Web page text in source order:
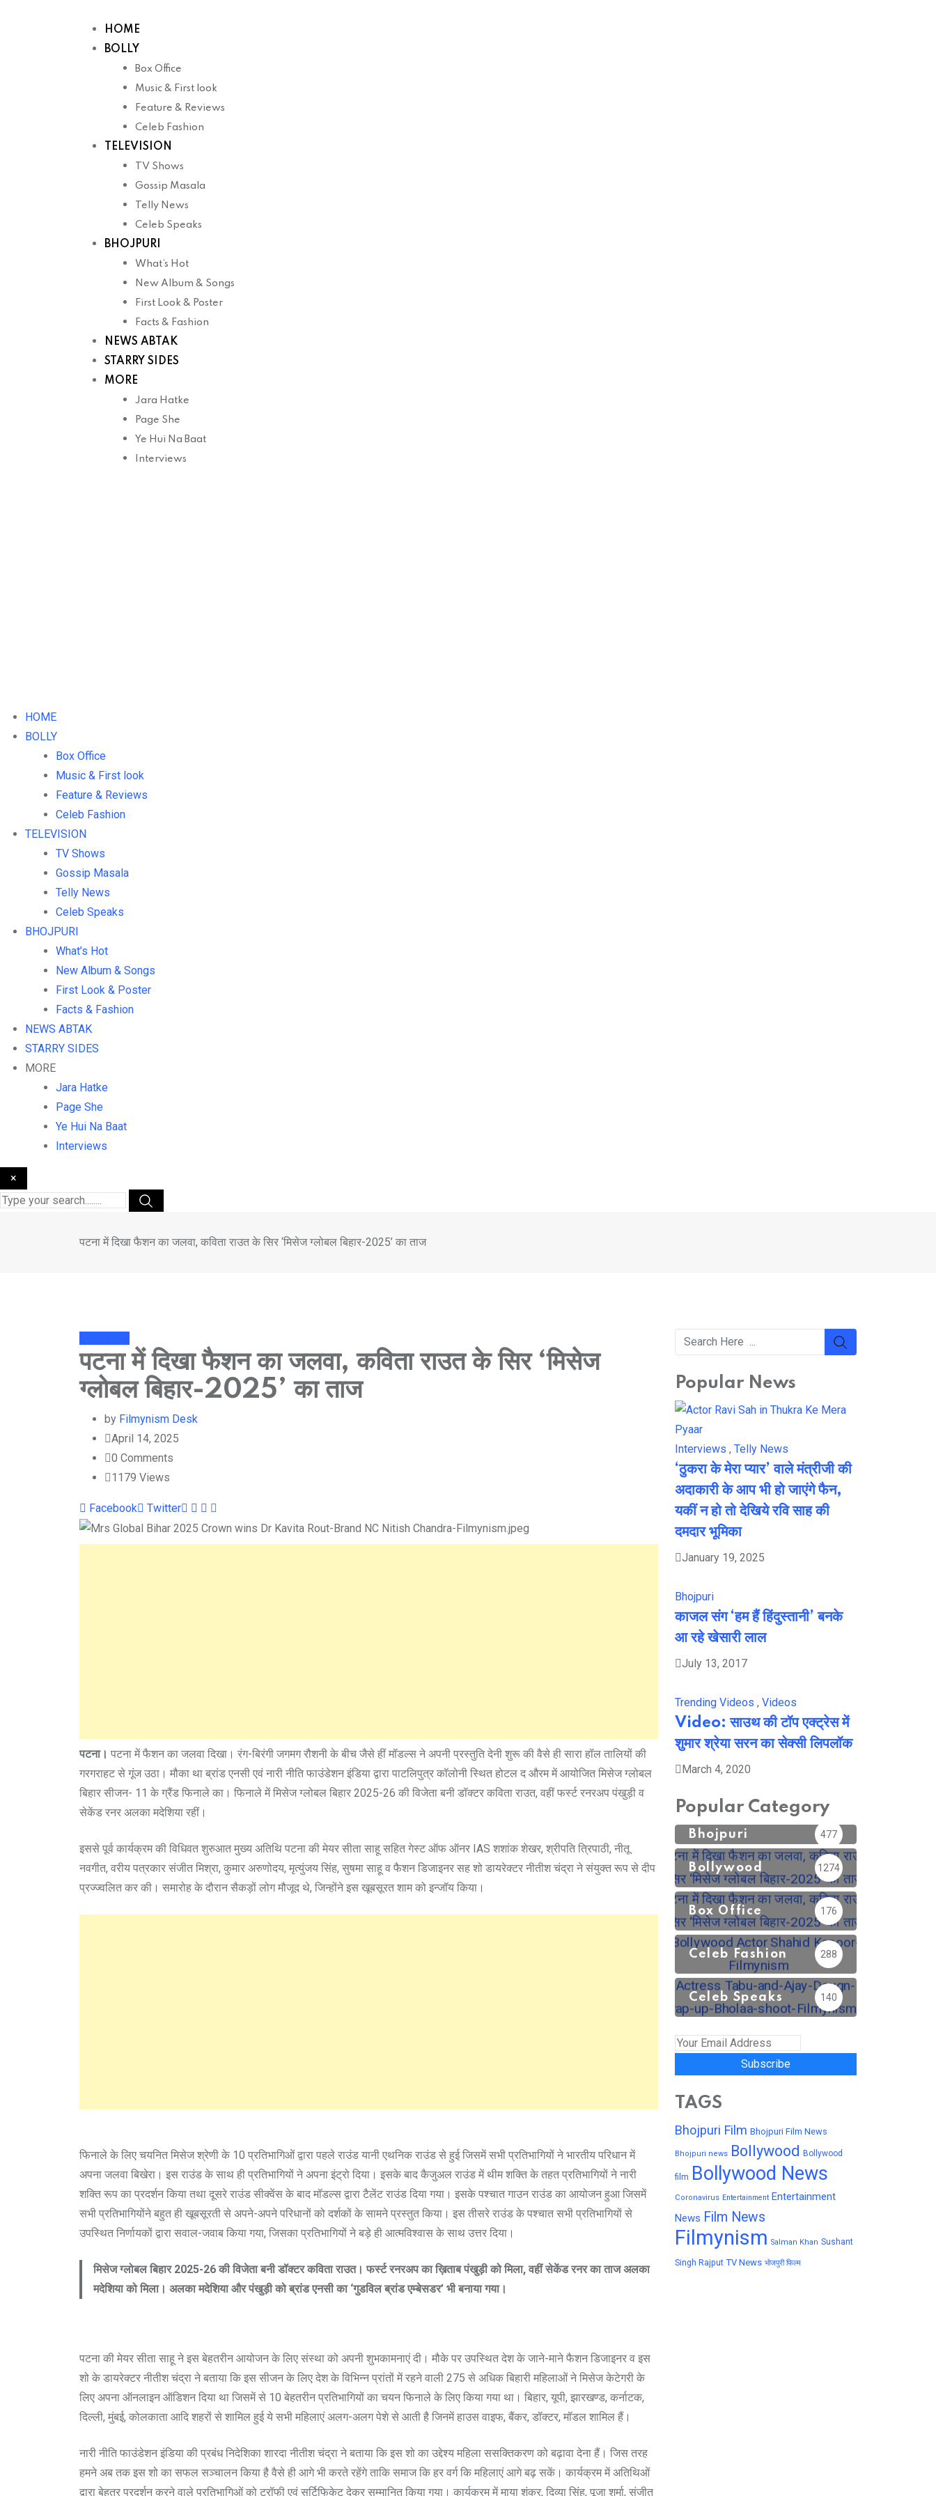
HOME
BOLLY
Box Office
Music & First look
Feature & Reviews
Celeb Fashion
TELEVISION
TV Shows
Gossip Masala
Telly News
Celeb Speaks
BHOJPURI
What’s Hot
New Album & Songs
First Look & Poster
Facts & Fashion
NEWS ABTAK
STARRY SIDES
MORE
Jara Hatke
Page She
Ye Hui Na Baat
Interviews
HOME
BOLLY
Box Office
Music & First look
Feature & Reviews
Celeb Fashion
TELEVISION
TV Shows
Gossip Masala
Telly News
Celeb Speaks
BHOJPURI
What’s Hot
New Album & Songs
First Look & Poster
Facts & Fashion
NEWS ABTAK
STARRY SIDES
MORE
Jara Hatke
Page She
Ye Hui Na Baat
Interviews
×
पटना में दिखा फैशन का जलवा, कविता राउत के सिर ‘मिसेज ग्लोबल बिहार-2025’ का ताज
पटना में दिखा फैशन का जलवा, कविता राउत के सिर ‘मिसेज
ग्लोबल बिहार-2025’ का ताज
by Filmynism Desk
April 14, 2025
0 Comments
1179 Views
Facebook Twitter Youtube
LinkedIn
Whatsapp
पटना। पटना में फैशन का जलवा दिखा। रंग-बिरंगी जगमग रौशनी के बीच जैसे हीं मॉडल्स ने अपनी प्रस्तुति देनी शुरू की वैसे ही सारा हॉल तालियों की
गरगराहट से गूंज उठा। मौका था ब्रांड एनसी एवं नारी नीति फाउंडेशन इंडिया द्वारा पाटलिपुत्र कॉलोनी स्थित होटल द औरम में आयोजित मिसेज ग्लोबल
बिहार सीजन- 11 के ग्रैंड फिनाले का। फिनाले में मिसेज ग्लोबल बिहार 2025-26 की विजेता बनी डॉक्टर कविता राउत, वहीं फर्स्ट रनरअप पंखुड़ी व
सेकेंड रनर अलका मदेशिया रहीं।
इससे पूर्व कार्यक्रम की विधिवत शुरुआत मुख्य अतिथि पटना की मेयर सीता साहू सहित गेस्ट ऑफ ऑनर IAS शशांक शेखर, श्रीपति त्रिपाठी, नीतू
नवगीत, वरीय पत्रकार संजीत मिश्रा, कुमार अरुणोदय, मृत्युंजय सिंह, सुषमा साहू व फैशन डिजाइनर सह शो डायरेक्टर नीतीश चंद्रा ने संयुक्त रूप से दीप
प्रज्ज्वलित कर की। समारोह के दौरान सैकड़ों लोग मौजूद थे, जिन्होंने इस खूबसूरत शाम को इन्जॉय किया।
फिनाले के लिए चयनित मिसेज श्रेणी के 10 प्रतिभागिओं द्वारा पहले राउंड यानी एथनिक राउंड से हुई जिसमें सभी प्रतिभागियों ने भारतीय परिधान में
अपना जलवा बिखेरा। इस राउंड के साथ ही प्रतिभागियों ने अपना इंट्रो दिया। इसके बाद कैजुअल राउंड में थीम शक्ति के तहत प्रतिभागियों ने नारी
शक्ति रूप का प्रदर्शन किया तथा दूसरे राउंड सीक्वेंस के बाद मॉडल्स द्वारा टैलेंट राउंड दिया गया। इसके पश्चात गाउन राउंड का आयोजन हुआ जिसमें
सभी प्रतिभागियोंने बहुत ही खूबसूरती से अपने-अपने परिधानों को दर्शकों के सामने प्रस्तुत किया। इस तीसरे राउंड के पश्चात सभी प्रतिभागियों से
उपस्थित निर्णायकों द्वारा सवाल-जवाब किया गया, जिसका प्रतिभागियों ने बड़े ही आत्मविश्वास के साथ उत्तर दिया।
मिसेज ग्लोबल बिहार 2025-26 की विजेता बनी डॉक्टर कविता राउत। फर्स्ट रनरअप का ख़िताब पंखुड़ी को मिला, वहीं सेकेंड रनर का ताज अलका
मदेशिया को मिला। अलका मदेशिया और पंखुड़ी को ब्रांड एनसी का ‘गुडविल ब्रांड एम्बेसडर’ भी बनाया गया।
पटना की मेयर सीता साहू ने इस बेहतरीन आयोजन के लिए संस्था को अपनी शुभकामनाएं दी। मौके पर उपस्थित देश के जाने-माने फैशन डिजाइनर व इस
शो के डायरेक्टर नीतीश चंद्रा ने बताया कि इस सीजन के लिए देश के विभिन्न प्रांतों में रहने वाली 275 से अधिक बिहारी महिलाओं ने मिसेज केटेगरी के
लिए अपना ऑनलाइन ऑडिशन दिया था जिसमें से 10 बेहतरीन प्रतिभागियों का चयन फिनाले के लिए किया गया था। बिहार, यूपी, झारखण्ड, कर्नाटक,
दिल्ली, मुंबई, कोलकाता आदि शहरों से शामिल हुई ये सभी महिलाएं अलग-अलग पेशे से आती है जिनमें हाउस वाइफ, बैंकर, डॉक्टर, मॉडल शामिल हैं।
नारी नीति फाउंडेशन इंडिया की प्रबंध निदेशिका शारदा नीतीश चंद्रा ने बताया कि इस शो का उद्देश्य महिला ससक्तिकरण को बढ़ावा देना हैं। जिस तरह
हमने अब तक इस शो का सफल सञ्चालन किया है वैसे ही आगे भी करते रहेंगे ताकि समाज कि हर वर्ग कि महिलाएं आगे बढ़ सकें। कार्यक्रम में अतिथिओं
द्वारा बेहतर प्रदर्शन करने वाले प्रतिभागिओं को ट्रॉफी एवं सर्टिफिकेट देकर सम्मानित किया गया। कार्यक्रम में माया शंकर, दिव्या सिंह, पूजा शर्मा, संजीत
Popular News
Interviews , Telly News
‘ठुकरा के मेरा प्यार’ वाले मंत्रीजी की
अदाकारी के आप भी हो जाएंगे फैन,
यकीं न हो तो देखिये रवि साह की
दमदार भूमिका
January 19, 2025
Bhojpuri
काजल संग ‘हम हैं हिंदुस्तानी’ बनके
आ रहे खेसारी लाल
July 13, 2017
Trending Videos , Videos
Video: साउथ की टॉप एक्ट्रेस में
शुमार श्रेया सरन का सेक्सी लिपलॉक
March 4, 2020
Popular Category
Bhojpuri 477
Bollywood 1274
Box Office 176
Celeb Fashion 288
Celeb Speaks 140
Subscribe
TAGS
Bhojpuri Film Bhojpuri Film News
Bhojpuri news Bollywood Bollywood
film Bollywood News
Coronavirus Entertainment Entertainment
News Film News
Filmynism Salman Khan Sushant
Singh Rajput TV News भोजपुरी फिल्म